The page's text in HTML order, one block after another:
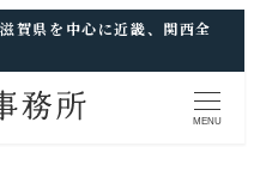
賀県を中心に近畿、関西全
MENU